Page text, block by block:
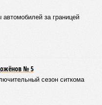
вы ни проводили, как
устраняя его
– мутации возьмут
средней